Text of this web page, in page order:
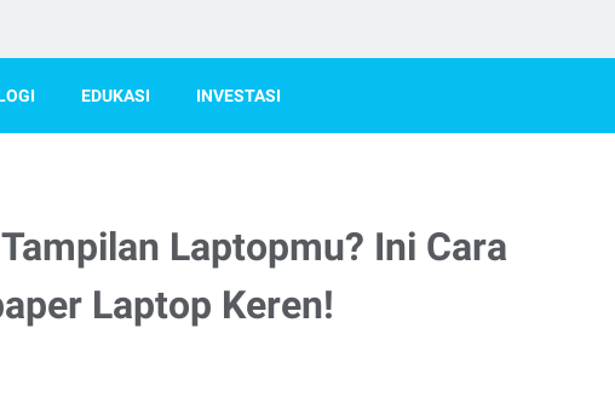
EDUKASI INVESTASI
Laptopmu? Ini Cara
Laptop Keren!